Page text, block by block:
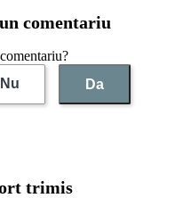
comentariu
Nu
Da
trimis